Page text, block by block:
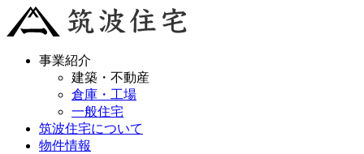
事業紹介
建築・不動産
倉庫・工場
一般住宅
筑波住宅について
物件情報